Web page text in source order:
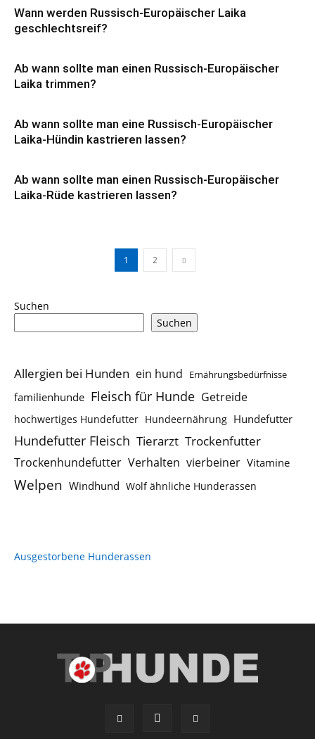
Wann werden Russisch-Europäischer Laika
geschlechtsreif?
Ab wann sollte man einen Russisch-Europäischer
Laika trimmen?
Ab wann sollte man eine Russisch-Europäischer
Laika-Hündin kastrieren lassen?
Ab wann sollte man einen Russisch-Europäischer
Laika-Rüde kastrieren lassen?
1 2
Suchen
Suchen
Allergien bei Hunden ein hund Ernährungsbedürfnisse
familienhunde Fleisch für Hunde Getreide
hochwertiges Hundefutter Hundeernährung Hundefutter
Hundefutter Fleisch Tierarzt Trockenfutter
Trockenhundefutter Verhalten vierbeiner Vitamine
Welpen Windhund Wolf ähnliche Hunderassen
Ausgestorbene Hunderassen